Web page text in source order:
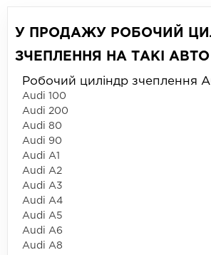
У ПРОДАЖУ РОБОЧИЙ
ЗЧЕПЛЕННЯ НА ТАКІ АВТО
Робочий циліндр зчеплення
Audi 100
Audi 200
Audi 80
Audi 90
Audi A1
Audi A2
Audi A3
Audi A4
Audi A5
Audi A6
Audi A8